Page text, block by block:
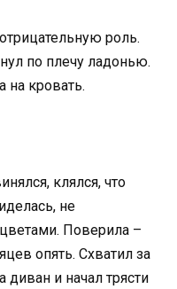
роль.
по плечу ладонью.
на кровать.
клялся, что
не
Поверила –
опять. Схватил за
диван и начал трясти